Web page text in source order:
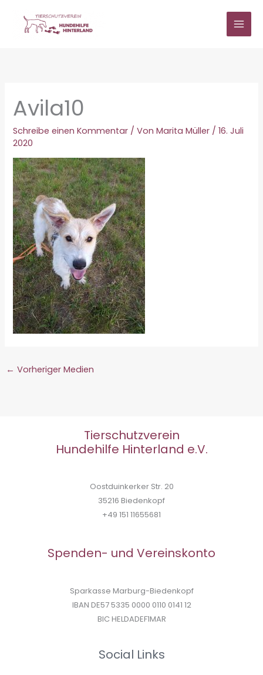
springen
Avila10
Schreibe einen Kommentar / VonMarita Müller /16. Juli
2020
← Vorheriger Medien
Tierschutzverein
Hundehilfe Hinterland e.V.
Oostduinkerker Str. 20
35216 Biedenkopf
+49 151 11655681
Spenden- und Vereinskonto
Sparkasse Marburg-Biedenkopf
IBAN DE57 5335 0000 0110 0141 12
BIC HELDADEF1MAR
Social Links